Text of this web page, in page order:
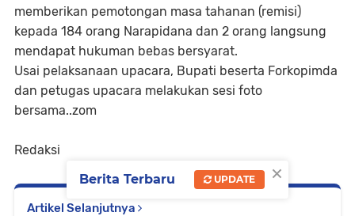
memberikan pemotongan masa tahanan (remisi)
kepada 184 orang Narapidana dan 2 orang langsung
mendapat hukuman bebas bersyarat.
Usai pelaksanaan upacara, Bupati beserta Forkopimda
dan petugas upacara melakukan sesi foto
bersama..zom
Redaksi
Artikel Selanjutnya
×
Berita Terbaru UPDATE